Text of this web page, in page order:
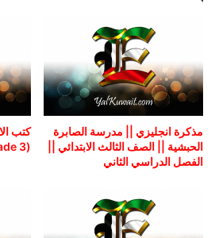
مذكرة انجليزي || مدرسة الصابرة
الحبشية || الصف الثالث الابتدائي ||
الفصل الدراسي الثاني
كتب
(Grade 3) الفصل الدراسي الثاني